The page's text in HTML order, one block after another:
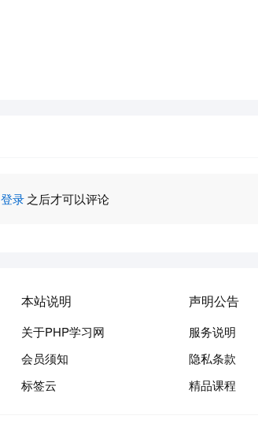
登录 之后才可以评论
本站说明
关于PHP学习网
会员须知
标签云
声明公告
服务说明
隐私条款
精品课程